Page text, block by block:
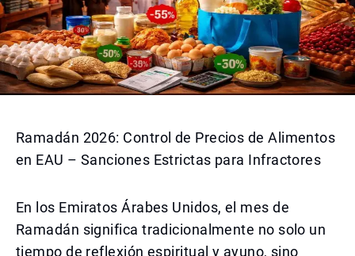
Ramadán 2026: Control de Precios de Alimentos
en EAU – Sanciones Estrictas para Infractores
En los Emiratos Árabes Unidos, el mes de
Ramadán significa tradicionalmente no solo un
tiempo de reflexión espiritual y ayuno, sino